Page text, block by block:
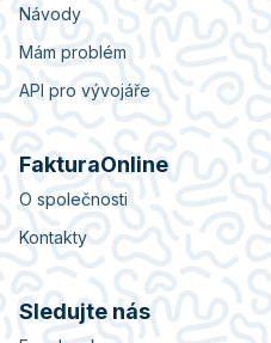
Návody
Mám problém
API pro vývojáře
FakturaOnline
O společnosti
Kontakty
Sledujte nás